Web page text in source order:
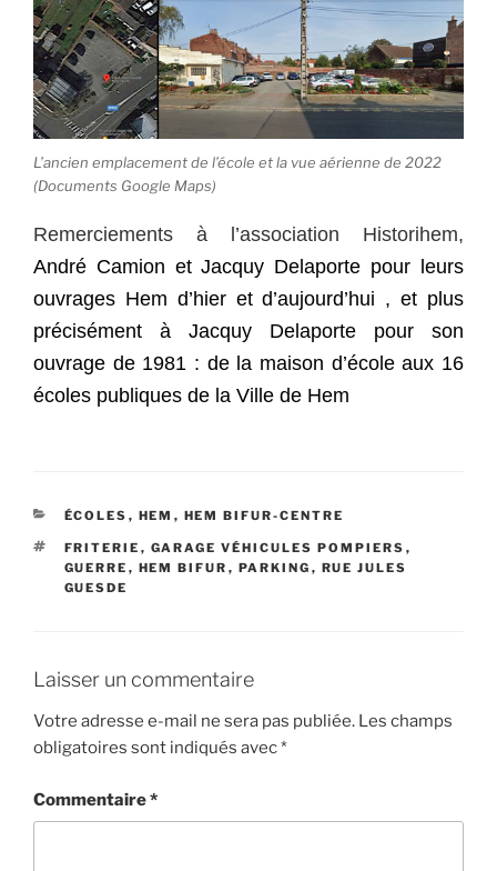
L’ancien emplacement de l’école et la vue aérienne de 2022
(Documents Google Maps)
Remerciements à l’association Historihem,
André Camion et Jacquy Delaporte pour leurs
ouvrages Hem d’hier et d’aujourd’hui , et plus
précisément à Jacquy Delaporte pour son
ouvrage de 1981 : de la maison d’école aux 16
écoles publiques de la Ville de Hem
CATÉGORIES
ÉCOLES , HEM , HEM BIFUR-CENTRE
ÉTIQUETTES
FRITERIE , GARAGE VÉHICULES POMPIERS ,
GUERRE , HEM BIFUR , PARKING , RUE JULES
GUESDE
Laisser un commentaire
Votre adresse e-mail ne sera pas publiée. Les champs
obligatoires sont indiqués avec*
Commentaire*